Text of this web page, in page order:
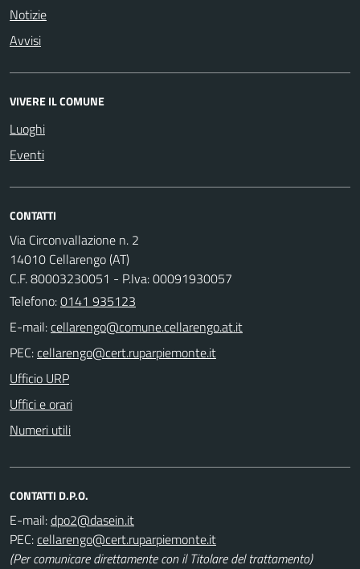
Notizie
Avvisi
VIVERE IL COMUNE
Luoghi
Eventi
CONTATTI
Via Circonvallazione n. 2
14010 Cellarengo (AT)
C.F. 80003230051 - P.Iva: 00091930057
Telefono:0141 935123
E-mail:
PEC:
Ufficio URP
Uffici e orari
Numeri utili
CONTATTI D.P.O.
E-mail:
PEC:
(Per comunicare direttamente con il Titolare del trattamento)